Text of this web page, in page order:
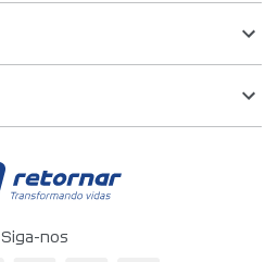
Retornar -
Siga-nos